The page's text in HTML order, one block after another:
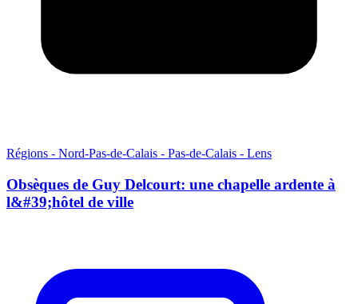
Régions - Nord-Pas-de-Calais - Pas-de-Calais - Lens
Obsèques de Guy Delcourt: une chapelle ardente à
l&#39;hôtel de ville